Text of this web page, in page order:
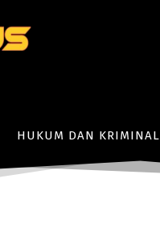
HUKUM DAN KRIMINAL